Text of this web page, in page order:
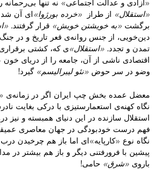
«آزادی و عدالت اجتماعی» نه تنها بی‌رحمانه
«استقلال» از طراز «خرده بورژوا»ای آن
برگشت «به خویشتن خویش» قرار گرفتند.
دین‌خویی، از جنس روانه‌ی قعر تاریخ و در
تمدن و تجدد. «استقلال»ی که، کشتی‌
اقتصادی ناشی از آن، جامعه را از دریای خون
وضو در سر حوض «نئو لیبرالیسم» گیرد!
معضل عمده بخش چپ ایران اگر در زمانه‌ی
نگاه کهنه‌ی استعمارستیزی با درکی بغایت
استقلال سازنده در این دنیای همبسته و نیز
فهم درست خودبودگی در جهان معاصری عمیقاً
نگاه نوع «کارپایه»‌ای اما باز هم چرخیدن
پیشین با‌ فرورفتنی دیگر و باز هم بیشتر در
باروی «شرق» حامی!